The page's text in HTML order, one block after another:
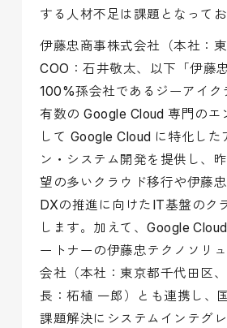
する人材不足は課題となってお
伊藤忠商事株式会社（本社：
COO：石井敬太、以下「伊藤
100%孫会社であるジーアイク
有数の Google Cloud 専門のエ
して Google Cloud に特化した
ン・システム開発を提供し、
望の多いクラウド移行や伊藤
DXの推進に向けたIT基盤のク
します。加えて、Google
ートナーの伊藤忠テクノソリ
会社（本社：東京都千代田区
長：柘植 一郎）とも連携し、
課題解決にシステムインテグ